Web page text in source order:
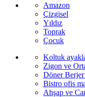
Amazon
Çizgisel
Yıldız
Toprak
Çocuk
Koltuk
Zigon ve
Döner Berjer
Bistro ofis
Ahşap ve